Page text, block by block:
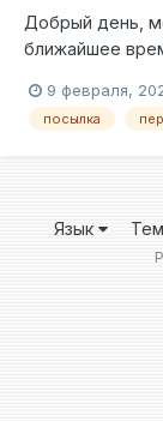
Добрый день,
ближайшее
9 февраля,
посылка
Язык